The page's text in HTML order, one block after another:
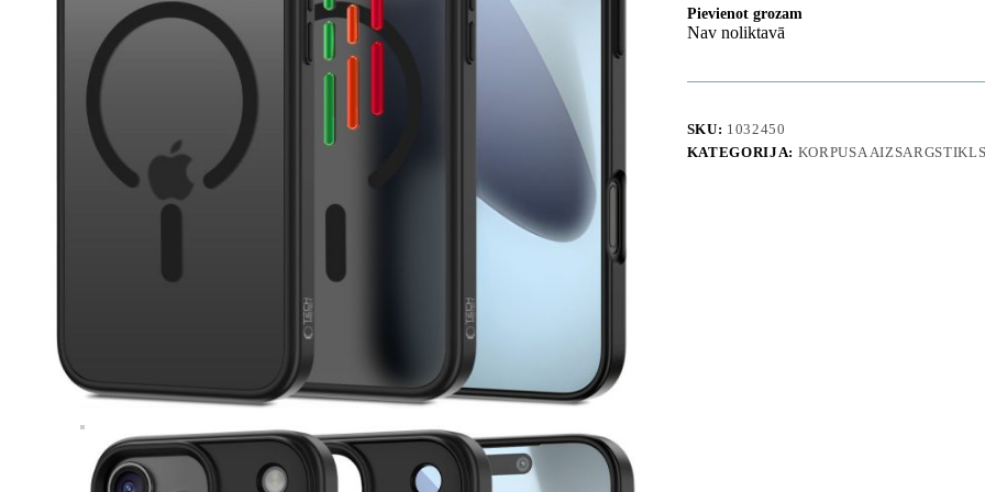
Pievienot grozam
Nav noliktavā
SKU: 1032450
KATEGORIJA: KORPUSA